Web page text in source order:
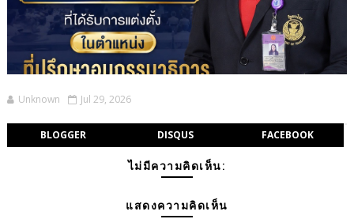
Unknown Jul 29, 2026
BLOGGER DISQUS FACEBOOK
ไม่มีความคิดเห็น:
แสดงความคิดเห็น